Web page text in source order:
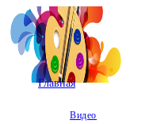
Перейти
к
содержимому
Главная
Видео